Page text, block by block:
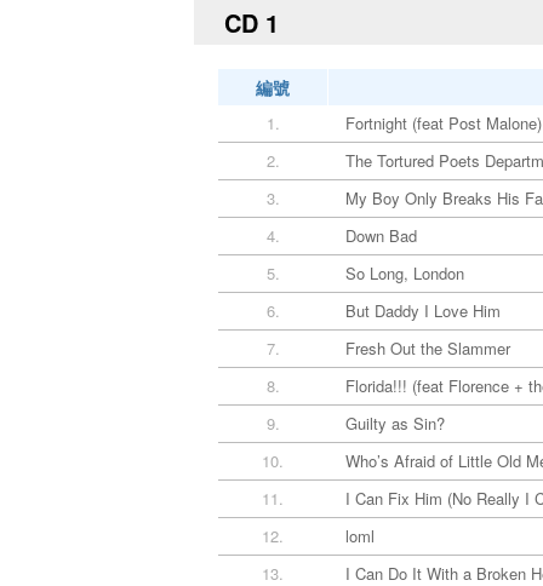
CD 1
編號
1.
Fortnight (feat Post Malone)
2.
The Tortured Poets
3.
My Boy Only Breaks His
4.
Down Bad
5.
So Long, London
6.
But Daddy I Love Him
7.
Fresh Out the Slammer
8.
Florida!!! (feat Florence +
9.
Guilty as Sin?
10.
Who’s Afraid of Little Old
11.
I Can Fix Him (No Really I
12.
loml
13.
I Can Do It With a Broken